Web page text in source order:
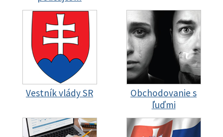
Vestník vlády SR
Obchodovanie s
ľuďmi